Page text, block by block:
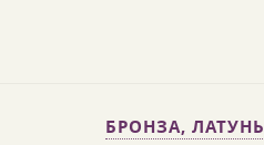
БРОНЗА,